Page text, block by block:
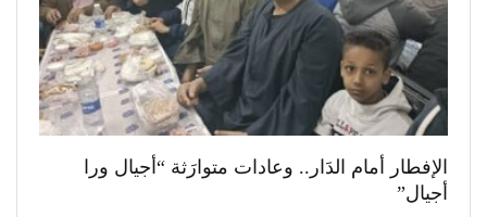
الإفطار أمام الدَار.. وعادات متوارَثة “أجيال ورا
أجيال”